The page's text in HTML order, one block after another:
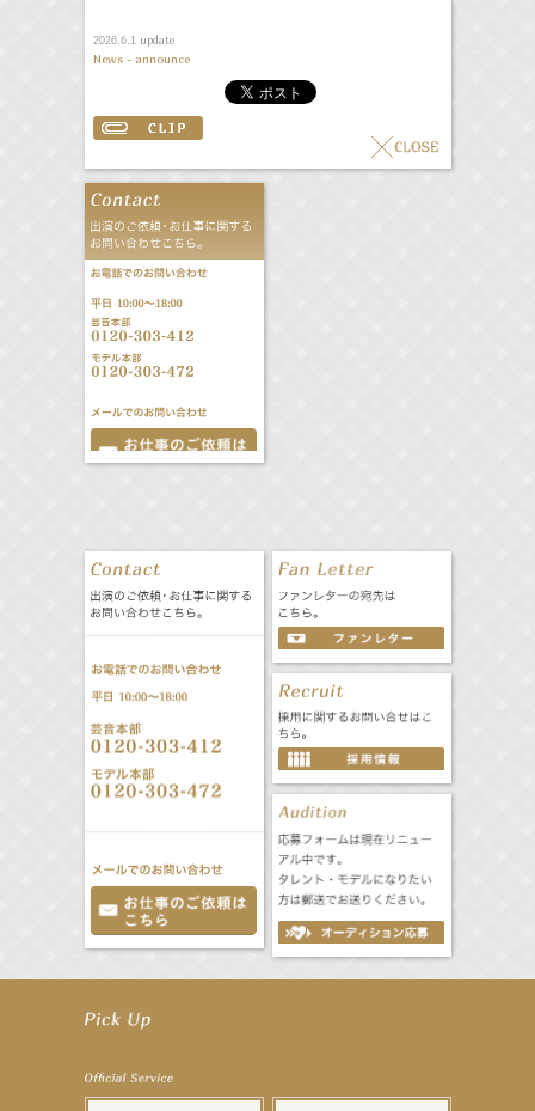
2026.6.1update
News - announce
【前川泰之】舞台「グレンギャリー・グレンロス」公演詳細解禁！
【elfin’】7thシングル『全世界』がFM-UUでO.A.決定♪
【elfin’】8月16日（日）「全世界」発売記念イベント決定！